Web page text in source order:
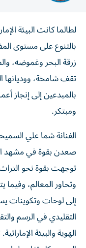
لطالما كانت البيئة
بالتنوع على مستوى
زرقة البحر وغموضه،
تقف شامخة، ووديانها
بالمبدعين إلى إنجاز
ومبتكر.
الفنانة شما علي
صعدن بقوة في مشهد
توجهت بقوة نحو
وتحاور المعالم،
إلى لوحات وتكوينات
التقليدي في الرسم
الهوية والبيئة